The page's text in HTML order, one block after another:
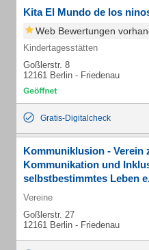
Kita El Mundo de los
Web Bewertungen
Kindertagesstätten
Goßlerstr. 8
12161 Berlin - Friedenau
Gratis-Digitalcheck
Kommuniklusion - Verein
Kommunikation und
selbstbestimmtes Leben
Vereine
Goßlerstr. 27
12161 Berlin - Friedenau